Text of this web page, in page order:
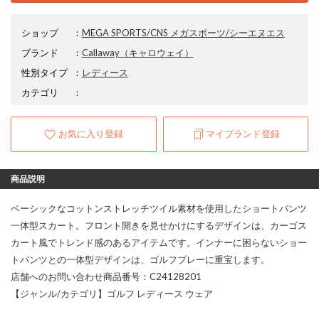
ショップ ： MEGA SPORTS/CNS メガスポーツ/シーエヌエス
ブランド
： Callaway（キャロウェイ）
性別タイプ
： レディース
カテゴリ
：
お気に入り登録 マイブランド登録
商品説明
ベーシックなコットンストレッチツイル素材を使用したショートパンツ
一体型スカート。フロント開きを見せかけにするデザインは、カーゴス
カート風でトレンド感のあるアイテムです。インナーに困らないショー
トパンツとの一体型デザインは、ゴルフプレーに重宝します。
店舗へのお問い合わせ商品番号：C24128201
【ジャンル/カテゴリ】ゴルフ レディース ウェア